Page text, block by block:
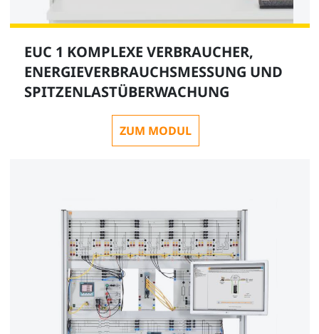
EUC 1 KOMPLEXE VERBRAUCHER,
ENERGIEVERBRAUCHSMESSUNG UND
SPITZENLASTÜBERWACHUNG
ZUM MODUL